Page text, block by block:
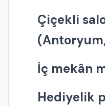
Çiçekli
İç mekân
Hediyelik